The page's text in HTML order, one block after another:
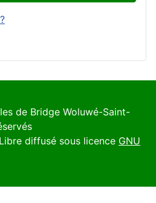
de Bridge Woluwé-Saint-
diffusé sous licence GNU